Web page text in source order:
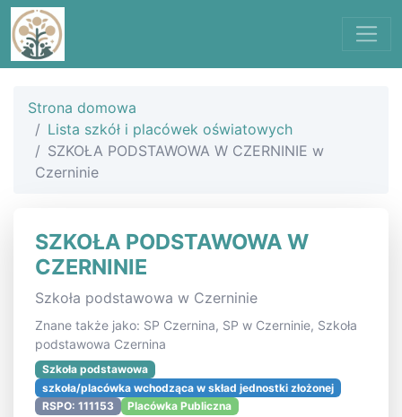
Strona domowa
Lista szkół i placówek oświatowych
SZKOŁA PODSTAWOWA W CZERNINIE w
Czerninie
SZKOŁA PODSTAWOWA W
CZERNINIE
Szkoła podstawowa w Czerninie
Znane także jako: SP Czernina, SP w Czerninie, Szkoła
podstawowa Czernina
Szkoła podstawowa
szkoła/placówka wchodząca w skład jednostki złożonej
RSPO: 111153
Placówka Publiczna